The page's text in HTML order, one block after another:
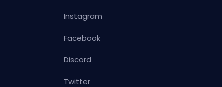
Instagram
Facebook
Discord
Twitter